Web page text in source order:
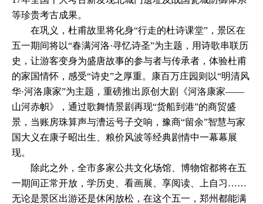
等珍贵考古成果。
在巩义，杜甫故里将化身“行走的杜诗课堂”，景区在
五一期间将以“春满河洛·寻忆诗圣”为主题，用诗歌串联历
史，让游客变身为盛唐故事的参与者与传承者，体验杜甫
的家国情怀，感受“诗史”之厚重。康百万庄园则以“明清风
华·河洛康家”为主题，重磅推出原创大剧《河洛康家——
山河赤帜》，通过歌舞情景剧再现“货船到港”的商贸盛
景，当账房珠算声与漕运号子交响，豫商“留余”智慧与家
国大义在康子昭出生、粮价风波等经典剧情中一幕幕展
现。
除此之外，全市多家公共文化场馆、博物馆都将在五
一期间正常开放，学历史、看画展、享阅读、上自习……
无论是景区出游还是休闲放松，在这个五一，郑州都能满